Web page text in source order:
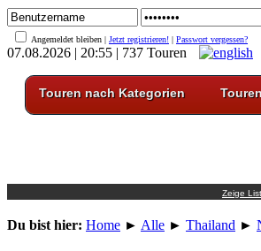
Angemeldet bleiben | Jetzt registrieren! | Passwort vergessen?
07.08.2026 | 20:55 | 737 Touren
Touren nach Kategorien
Du bist hier: Home ► Alle ► Thailand ►